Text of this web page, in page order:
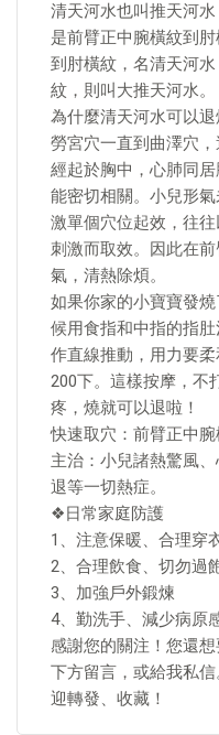
清天河水也叫推天河
是前臂正中腕橫紋到
到肘橫紋，名清天河
紋，則叫大推天河水。
為什麼清天河水可以
勞宮穴一直到曲澤穴
經起於胸中，心肺同
能密切相關。小兒形
激單個穴位起效，往
刺激而取效。因此在
氣，清熱除煩。
如果你家的小寶寶發
候用食指和中指的指
作直線推動，用力要
200下。這樣按摩，不
疼，燒就可以退啦！
快速取穴：前臂正中腕
主治：小兒諸熱驚風
退等一切熱症。
❖日常家庭防護
1、注意保暖、合理穿
2、合理飲食、切勿過
3、加強戶外鍛煉
4、勤洗手、減少病原
感謝您的關注！您還
下方留言，或給我私
迎轉發、收藏！